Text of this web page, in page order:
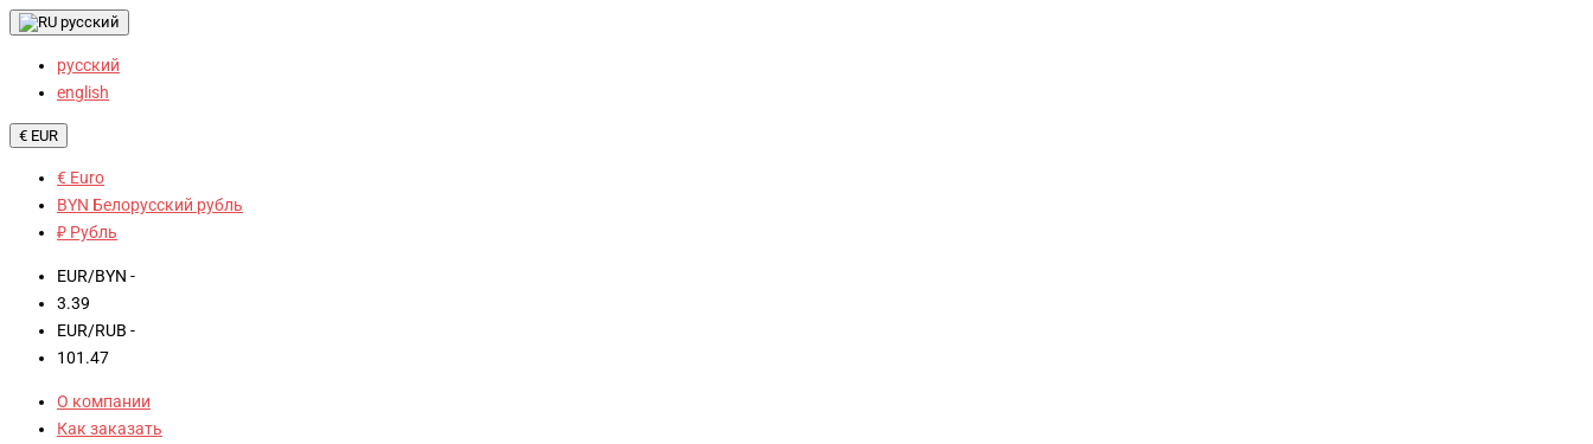
русский
русский
english
€ EUR
€ Euro
BYN Белорусский рубль
₽ Рубль
EUR/BYN -
3.39
EUR/RUB -
101.47
О компании
Как заказать